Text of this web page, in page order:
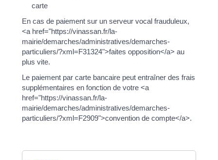
carte
En cas de paiement sur un serveur vocal frauduleux,
<a href="https://vinassan.fr/la-
mairie/demarches/administratives/demarches-
particuliers/?xml=F31324">faites opposition</a> au
plus vite.
Le paiement par carte bancaire peut entraîner des frais
supplémentaires en fonction de votre <a
href="https://vinassan.fr/la-
mairie/demarches/administratives/demarches-
particuliers/?xml=F2909">convention de compte</a>.